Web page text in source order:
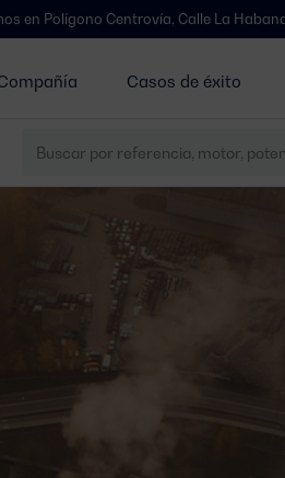
Casos de éxito
Centrovía, Calle La Habana, 27, La